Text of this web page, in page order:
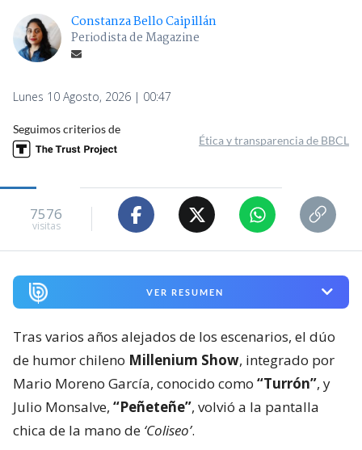
Constanza Bello Caipillán
Periodista de Magazine
Lunes 10 Agosto, 2026 | 00:47
Seguimos criterios de
Ética y transparencia de BBCL
7576
visitas
VER RESUMEN
Tras varios años alejados de los escenarios, el dúo
de humor chileno Millenium Show, integrado por
Mario Moreno García, conocido como “Turrón”, y
Julio Monsalve, “Peñeteñe”, volvió a la pantalla
chica de la mano de ‘Coliseo’.